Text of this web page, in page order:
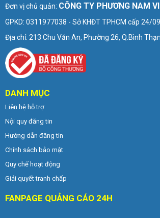
Đơn vị chủ quản: CÔNG TY PHƯƠNG NAM
GPKD: 0311977038 - Sở KHĐT TPHCM cấp 24/
Địa chỉ: 213 Chu Văn An, Phường 26, Q.Bình
DANH MỤC
Liên hệ hỗ trợ
Nội quy đăng tin
Hướng dẫn đăng tin
Chính sách bảo mật
Quy chế hoạt động
Giải quyết tranh chấp
FANPAGE QUẢNG CÁO 24H